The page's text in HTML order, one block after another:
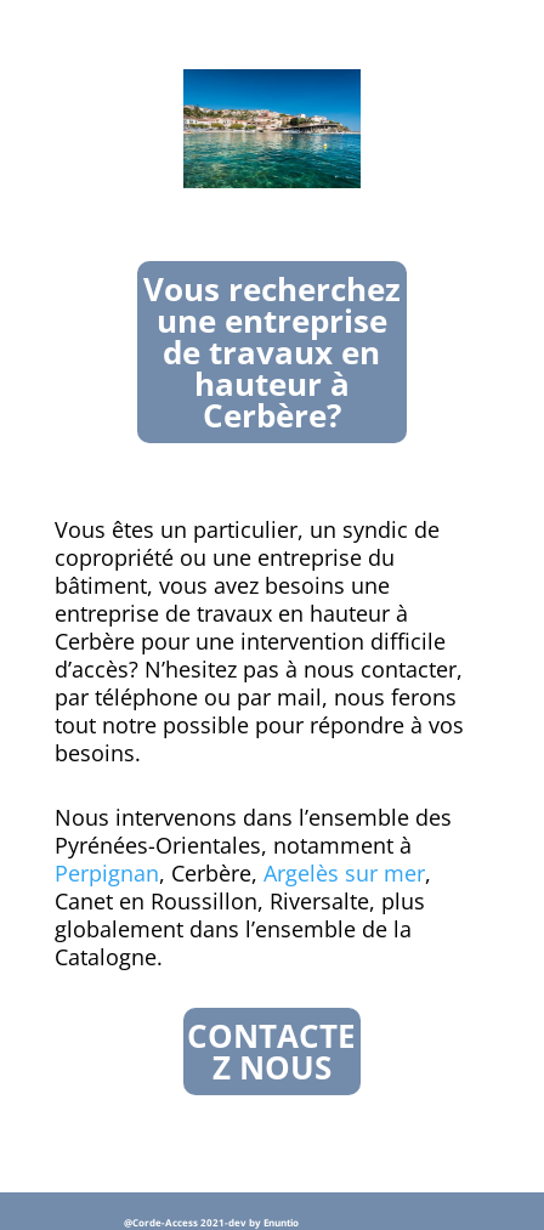
Vous recherchez
une entreprise
de travaux en
hauteur à
Cerbère?
Vous êtes un particulier, un syndic de
copropriété ou une entreprise du
bâtiment, vous avez besoins une
entreprise de travaux en hauteur à
Cerbère pour une intervention difficile
d’accès? N’hesitez pas à nous contacter,
par téléphone ou par mail, nous ferons
tout notre possible pour répondre à vos
besoins.
Nous intervenons dans l’ensemble des
Pyrénées-Orientales, notamment à
Perpignan, Cerbère, Argelès sur mer,
Canet en Roussillon, Riversalte, plus
globalement dans l’ensemble de la
Catalogne.
CONTACTE
Z NOUS
@Corde-Access 2021-dev by Enuntio